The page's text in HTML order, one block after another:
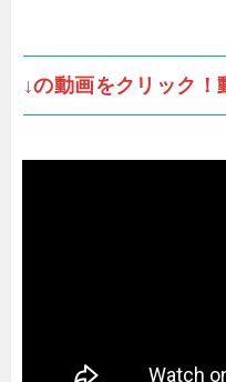
↓の動画をクリック！